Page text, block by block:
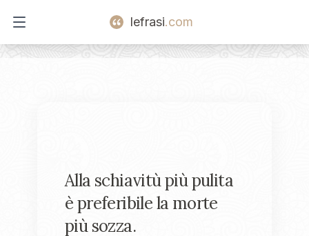
Open main menu
lefrasi.com
Alla schiavitù più pulita
è preferibile la morte
più sozza.